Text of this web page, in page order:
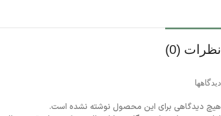
نظرات (0)
دیدگاهها
هیچ دیدگاهی برای این محصول نوشته نشده است.